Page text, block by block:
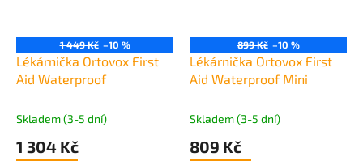
1 449 Kč –10 %
Lékárnička Ortovox First
Aid Waterproof
Skladem (3-5 dní)
1 304 Kč
899 Kč –10 %
Lékárnička Ortovox First
Aid Waterproof Mini
Skladem (3-5 dní)
809 Kč